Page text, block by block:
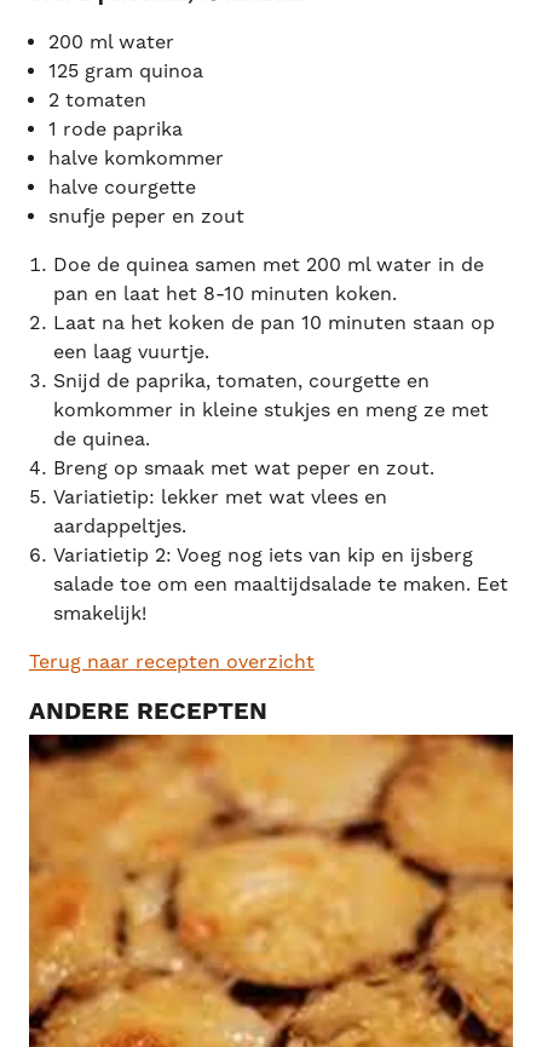
200 ml water
125 gram quinoa
2 tomaten
1 rode paprika
halve komkommer
halve courgette
snufje peper en zout
Doe de quinea samen met 200 ml water in de
pan en laat het 8-10 minuten koken.
Laat na het koken de pan 10 minuten staan op
een laag vuurtje.
Snijd de paprika, tomaten, courgette en
komkommer in kleine stukjes en meng ze met
de quinea.
Breng op smaak met wat peper en zout.
Variatietip: lekker met wat vlees en
aardappeltjes.
Variatietip 2: Voeg nog iets van kip en ijsberg
salade toe om een maaltijdsalade te maken. Eet
smakelijk!
Terug naar recepten overzicht
ANDERE RECEPTEN